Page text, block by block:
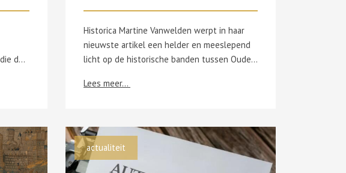
toegankelijk te maken voor personen die door fysieke of andere beperkingen niet zelf naar evenementen kunnen gaan. De organisatie biedt de mogelijkheid om via livestreaming de lezing door stadsarchivaris Stijn Lybeert, Broederlijk in oorlogstijden, het verhaal van Emiel en Gustaaf Vander Stuyft mee te maken. Deze voorstelling wordt opgenomen door culTuur op Bezoek en uitgezonden op 26 maart.
Historica Martine Vanwelden werpt in haar
nieuwste artikel een helder en meeslepend
licht op de historische banden tussen Oudenaarde en Rijsel in de tapijtwereld van de 15de tot de 18de eeuw. Ze toont hoe beide steden intens met elkaar verbonden waren via handel, migratie en de uitwisseling van technische kennis. Terwijl Oudenaarde uitgroeide tot een sterk georganiseerd productiecentrum, ontwikkelde Rijsel zich vooral als knooppunt voor handel en verspreiding. Vooral in de 17de eeuw drukten Oudenaardse ambachtslieden hun stempel op de Rijsselse tapijtindustrie. Toch stonden politieke veranderingen en institutionele beperkingen een blijvende verankering in de weg. Het artikel bouwt voort op een lezing die Vanwelden op 1 april 2025 gaf aan de Université de Lille, tijdens een congres gewijd aan de achttiende-eeuwse tapijtsier Guillaume Werniers. Het congres werd georganiseerd door prof. dr. P. F. Bertrand en het 'Institut de recherches historiques du Septentrion'. Vanwelden schetst een boeiend verhaal over lokaal vakmanschap en internationale ambities — over mensen, technieken en ideeën die grenzen overschreden. Een aanrader voor iedereen met belangstelling voor kunstgeschiedenis, economische netwerken en de rijke textieltraditie van de Lage Landen. Vanwelden, M., 'Audenarde et Lille: tisser des liens à travers les siècles. Une histoire d'échanges, de migrations et de savoir-faire textile (XV°-XVIII° siècle), in: Revue du Nord, nr. 452 (januari-juni 2026), p. 1-22.
Lees meer...
actualiteit